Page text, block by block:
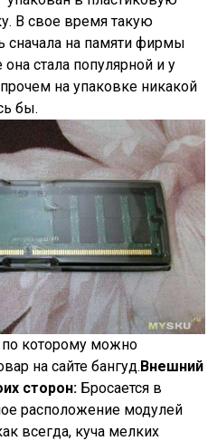
В свое время такую
сначала на памяти фирмы
стала популярной и у
на упаковке никакой
бы.
по которому можно
на сайте бангуд.Внешний
сторон: Бросается в
расположение модулей
всегда, куча мелких